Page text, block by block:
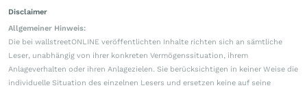
Disclaimer
Allgemeiner Hinweis:
Die bei wallstreetONLINE veröffentlichten Inhalte richten sich an sämtliche
Leser, unabhängig von ihrer konkreten Vermögenssituation, ihrem
Anlageverhalten oder ihren Anlagezielen. Sie berücksichtigen in keiner Weise die
individuelle Situation des einzelnen Lesers und ersetzen keine auf seine